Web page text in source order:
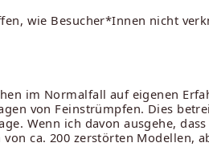
wie Besucher*Innen nicht
im Normalfall auf eigenen
von Feinstrümpfen. Dies
Wenn ich davon ausgehe,
ca. 200 zerstörten Modellen,